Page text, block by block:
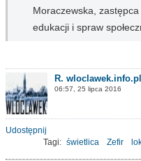
Moraczewska, zastępca
edukacji i spraw
R. wloclawek.info.pl
06:57, 25 lipca 2016
Udostępnij
Tagi: świetlica Zefir